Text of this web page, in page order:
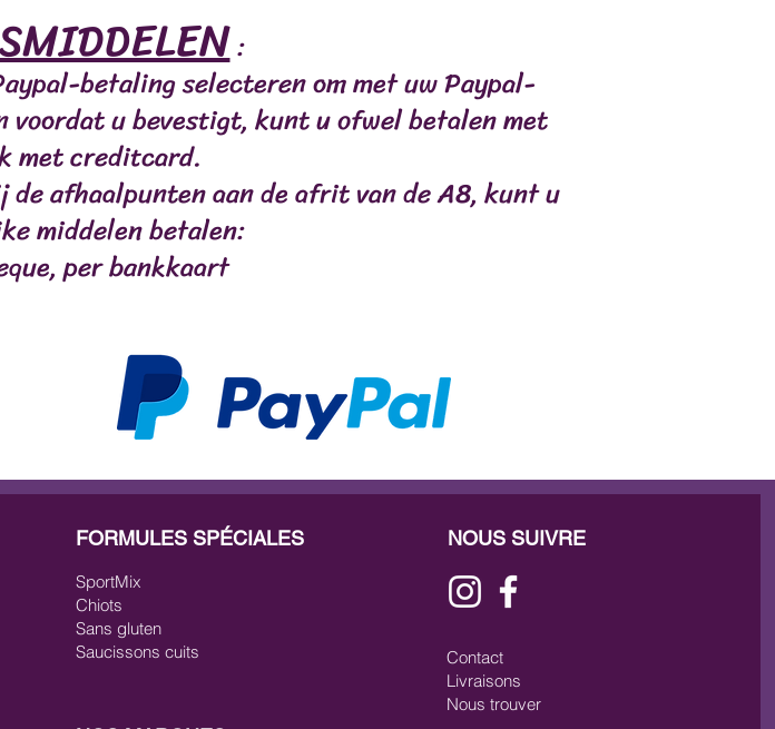
MASTICATIONS/RÉCOMPENSES
:
betaling selecteren om met uw Paypal-
voordat u bevestigt, kunt u ofwel betalen met
met creditcard.
afhaalpunten aan de afrit van de A8, kunt u
middelen betalen:
per bankkaart
FORMULES SPÉCIALES
SportMix
Chiots
Sans gluten
Saucissons cuits
NOUS SUIVRE
Contact
Livraisons
Nous trouver